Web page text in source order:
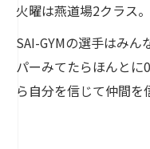
火曜は燕道場2クラス。
SAI-GYMの選手はみ
パーみてたらほんと
ら自分を信じて仲間を